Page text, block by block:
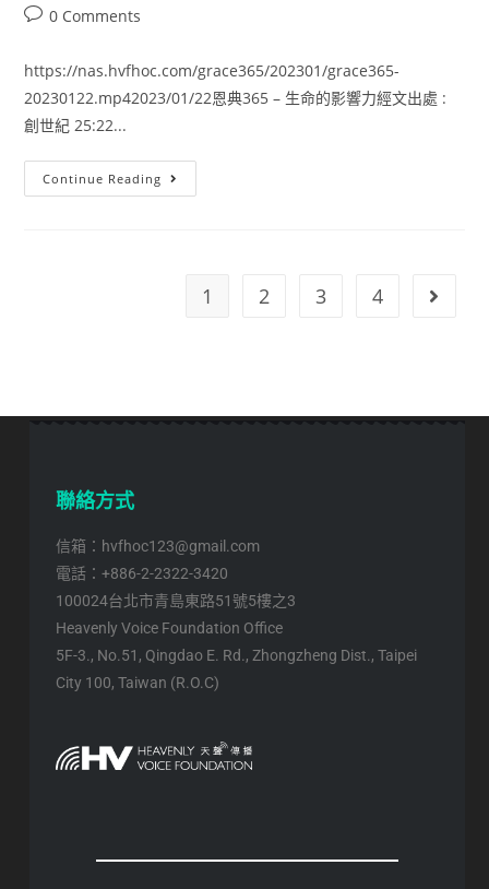
0 Comments
https://nas.hvfhoc.com/grace365/202301/grace365-
20230122.mp42023/01/22恩典365 – 生命的影響力經文出處 :
創世紀 25:22...
Continue Reading
1 2 3 4
聯絡方式
信箱：hvfhoc123@gmail.com
電話：+886-2-2322-3420
100024台北市青島東路51號5樓之3
Heavenly Voice Foundation Office
5F-3., No.51, Qingdao E. Rd., Zhongzheng Dist., Taipei
City 100, Taiwan (R.O.C)